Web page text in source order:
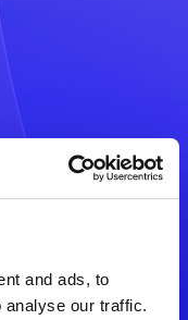
and ads, to
analyse our traffic.